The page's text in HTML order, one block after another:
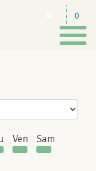
0
Ven Sam